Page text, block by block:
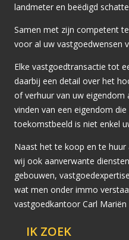
landmeter en beëdigd
Samen met zijn competent
voor al uw vastgoedwensen
Elke vastgoedtransactie tot
daarbij een detail over het
of verhuur van uw eigendom
vinden van een eigendom
toekomstbeeld is niet enkel
Naast het te koop en te huur
wij ook aanverwante
gebouwen,
wat men onder immo
vastgoedkantoor Carl Mariën
IK ZOEK